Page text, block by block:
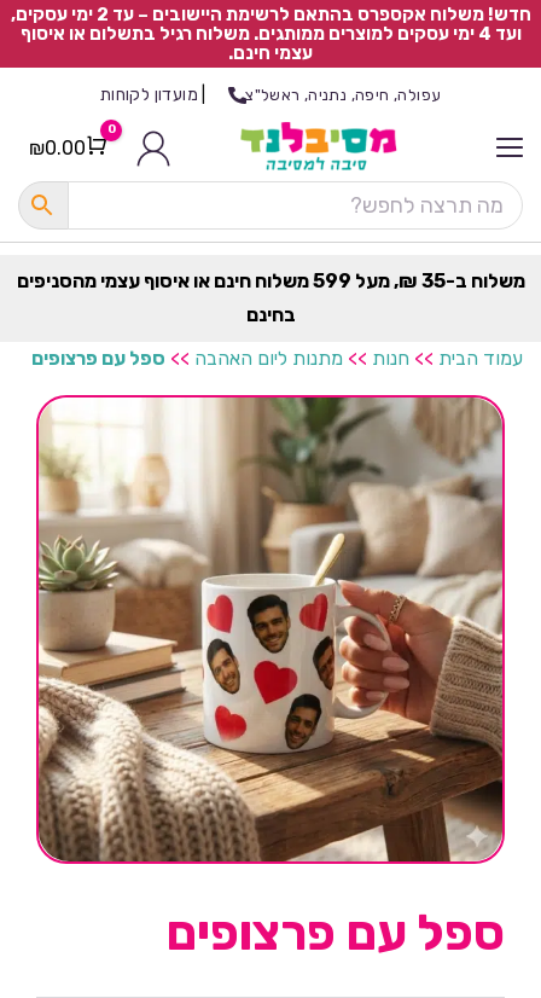
חדש! משלוח אקספרס בהתאם לרשימת היישובים – עד 2 ימי עסקים,
ועד 4 ימי עסקים למוצרים ממותגים. משלוח רגיל בתשלום או איסוף
עצמי חינם.
עפולה, חיפה, נתניה, ראשל"צ מועדון לקוחות
Cart
0
₪0.00
משלוח ב-35 ₪, מעל 599 משלוח חינם או איסוף עצמי מהסניפים
בחינם
עמוד הבית >> חנות >> מתנות ליום האהבה >> ספל עם פרצופים
ספל עם פרצופים